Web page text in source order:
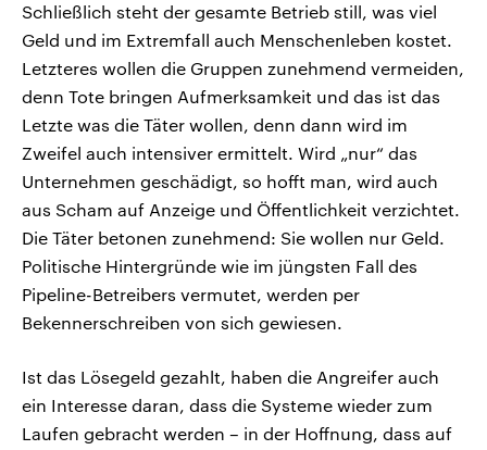
Schließlich steht der gesamte Betrieb still, was viel
Geld und im Extremfall auch Menschenleben kostet.
Letzteres wollen die Gruppen zunehmend vermeiden,
denn Tote bringen Aufmerksamkeit und das ist das
Letzte was die Täter wollen, denn dann wird im
Zweifel auch intensiver ermittelt. Wird „nur“ das
Unternehmen geschädigt, so hofft man, wird auch
aus Scham auf Anzeige und Öffentlichkeit verzichtet.
Die Täter betonen zunehmend: Sie wollen nur Geld.
Politische Hintergründe wie im jüngsten Fall des
Pipeline-Betreibers vermutet, werden per
Bekennerschreiben von sich gewiesen.
Ist das Lösegeld gezahlt, haben die Angreifer auch
ein Interesse daran, dass die Systeme wieder zum
Laufen gebracht werden – in der Hoffnung, dass auf